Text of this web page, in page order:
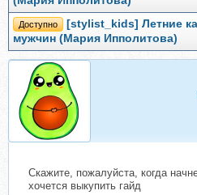
Доступно
[stylist_kids] Летние
мужчин (Мария Ипполитова)
Скажите, пожалуйста, когда
хочется выкупить гайд